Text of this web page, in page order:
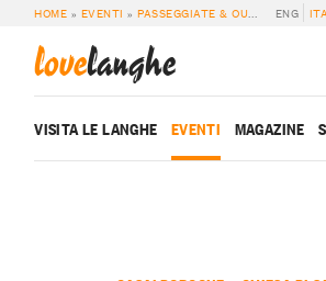
HOME » EVENTI »PASSEGGIATE & OUTDOOR »
ENG
lovelanghe
VISITA LE LANGHE EVENTI MAGAZINE